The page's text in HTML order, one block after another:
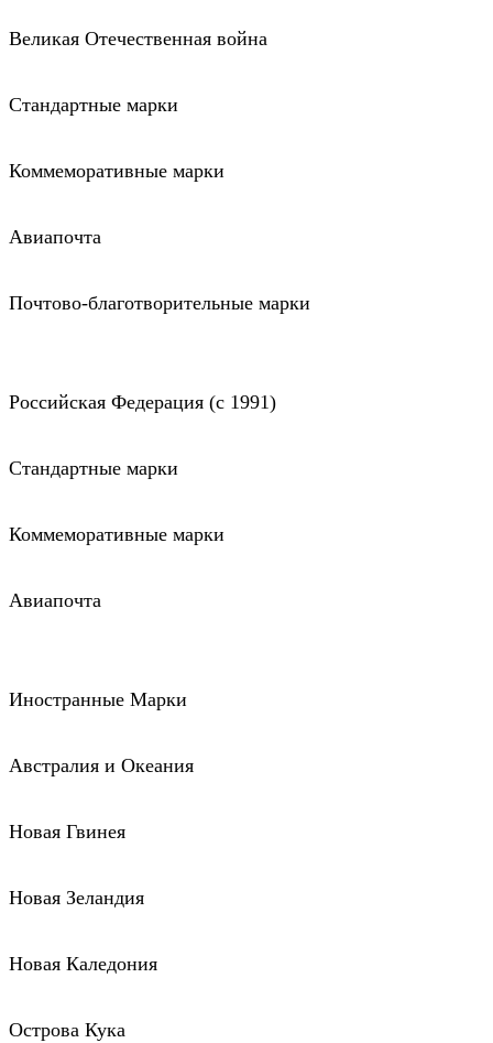
Великая Отечественная война
Стандартные марки
Коммеморативные марки
Авиапочта
Почтово-благотворительные марки
Российская Федерация (c 1991)
Стандартные марки
Коммеморативные марки
Авиапочта
Иностранные Марки
Австралия и Океания
Новая Гвинея
Новая Зеландия
Новая Каледония
Острова Кука